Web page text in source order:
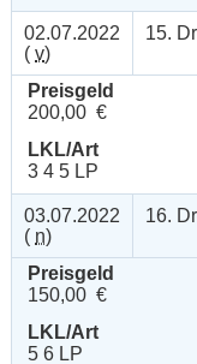
02.07.2022
( v)
15.
Preisgeld
200,00 €
LKL/Art
3 4 5 LP
03.07.2022
( n)
16.
Preisgeld
150,00 €
LKL/Art
5 6 LP